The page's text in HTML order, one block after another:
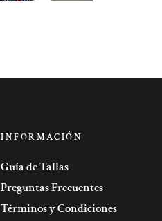
INFORMACIÓN
Guía de Tallas
Preguntas Frecuentes
Términos y Condiciones